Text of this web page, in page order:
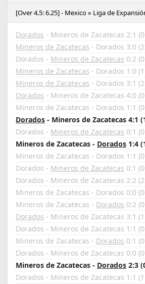
[Over 4.5: 6.25] - Mexico » Liga de
Dorados - Mineros de Zacatecas 2:1
Mineros de Zacatecas - Dorados 3:0
Dorados - Mineros de Zacatecas 0:2
Mineros de Zacatecas - Dorados 1:0
Mineros de Zacatecas - Dorados 3:1
Dorados - Mineros de Zacatecas 4:0
Mineros de Zacatecas - Dorados 1:1
Dorados - Mineros de Zacatecas 4:1
Dorados - Mineros de Zacatecas 0:1
Mineros de Zacatecas - Dorados 1:4
Mineros de Zacatecas - Dorados 1:1
Dorados - Mineros de Zacatecas 0:1
Dorados - Mineros de Zacatecas 2:2
Mineros de Zacatecas - Dorados 0:0
Mineros de Zacatecas - Dorados 0:2
Dorados - Mineros de Zacatecas 3:1
Dorados - Mineros de Zacatecas 1:1
Mineros de Zacatecas - Dorados 0:1
Dorados - Mineros de Zacatecas 0:0
Mineros de Zacatecas - Dorados 2:3
Dorados - Mineros de Zacatecas 1:1